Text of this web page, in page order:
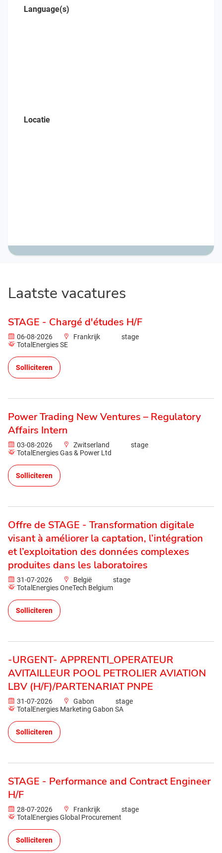
Language(s)
Locatie
Laatste vacatures
STAGE - Chargé d'études H/F
06-08-2026 Frankrijk
stage
TotalEnergies SE
Solliciteren
Power Trading New Ventures – Regulatory
Affairs Intern
03-08-2026 Zwitserland
stage
TotalEnergies Gas & Power Ltd
Solliciteren
Offre de STAGE - Transformation digitale
visant à améliorer la captation, l’intégration
et l’exploitation des données complexes
produites dans les laboratoires
31-07-2026 België
stage
TotalEnergies OneTech Belgium
Solliciteren
-URGENT- APPRENTI_OPERATEUR
AVITAILLEUR POOL PETROLIER AVIATION
LBV (H/F)/PARTENARIAT PNPE
31-07-2026 Gabon
stage
TotalEnergies Marketing Gabon SA
Solliciteren
STAGE - Performance and Contract Engineer
H/F
28-07-2026 Frankrijk
stage
TotalEnergies Global Procurement
Solliciteren